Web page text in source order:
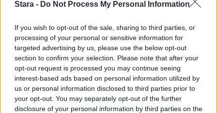
Stara - Do Not Process My Personal Information
If you wish to opt-out of the sale, sharing to third parties, or
processing of your personal or sensitive information for
targeted advertising by us, please use the below opt-out
section to confirm your selection. Please note that after your
opt-out request is processed you may continue seeing
interest-based ads based on personal information utilized by
us or personal information disclosed to third parties prior to
your opt-out. You may separately opt-out of the further
disclosure of your personal information by third parties on the
1
UUTISET